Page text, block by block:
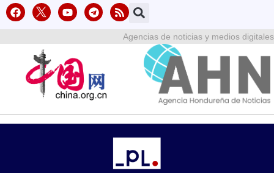
Agencias de noticias y medios digitales